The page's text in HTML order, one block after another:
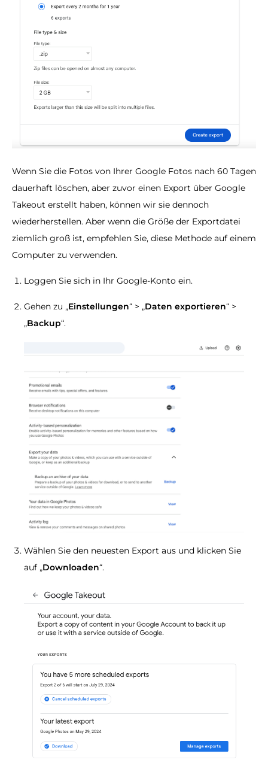
Wenn Sie die Fotos von Ihrer Google Fotos nach 60 Tagen
dauerhaft löschen, aber zuvor einen Export über Google
Takeout erstellt haben, können wir sie dennoch
wiederherstellen. Aber wenn die Größe der Exportdatei
ziemlich groß ist, empfehlen Sie, diese Methode auf einem
Computer zu verwenden.
Loggen Sie sich in Ihr Google-Konto ein.
Gehen zu „Einstellungen“ > „Daten exportieren“ >
„Backup“.
Wählen Sie den neuesten Export aus und klicken Sie
auf „Downloaden“.